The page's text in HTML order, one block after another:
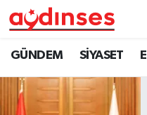
GÜNDEM SİYASET
GÜNDEM
SİYASET
Nöbetçi Eczaneler
Hava Durumu